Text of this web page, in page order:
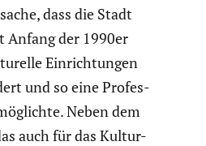
dass die Stadt
Anfang der 1990er
Einrich­tungen
und so eine Profes­
Neben dem
auch für das Kultur-